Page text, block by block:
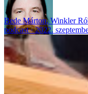
Bede Márton,Winkler
podcast
2022.